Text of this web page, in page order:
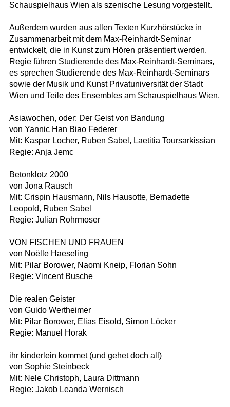
Schauspielhaus Wien als szenische Lesung vorgestellt.
Außerdem wurden aus allen Texten Kurzhörstücke in
Zusammenarbeit mit dem Max-Reinhardt-Seminar
entwickelt, die in Kunst zum Hören präsentiert werden.
Regie führen Studierende des Max-Reinhardt-Seminars,
es sprechen Studierende des Max-Reinhardt-Seminars
sowie der Musik und Kunst Privatuniversität der Stadt
Wien und Teile des Ensembles am Schauspielhaus Wien.
Asiawochen, oder: Der Geist von Bandung
von Yannic Han Biao Federer
Mit: Kaspar Locher, Ruben Sabel, Laetitia Toursarkissian
Regie: Anja Jemc
Betonklotz 2000
von Jona Rausch
Mit: Crispin Hausmann, Nils Hausotte, Bernadette
Leopold, Ruben Sabel
Regie: Julian Rohrmoser
VON FISCHEN UND FRAUEN
von Noëlle Haeseling
Mit: Pilar Borower, Naomi Kneip, Florian Sohn
Regie: Vincent Busche
Die realen Geister
von Guido Wertheimer
Mit: Pilar Borower, Elias Eisold, Simon Löcker
Regie: Manuel Horak
ihr kinderlein kommet (und gehet doch all)
von Sophie Steinbeck
Mit: Nele Christoph, Laura Dittmann
Regie: Jakob Leanda Wernisch